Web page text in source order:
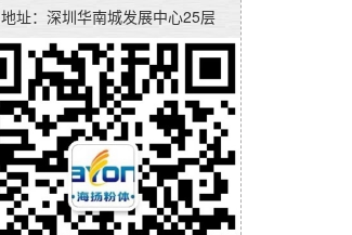
地址：深圳华南城发展中心25层